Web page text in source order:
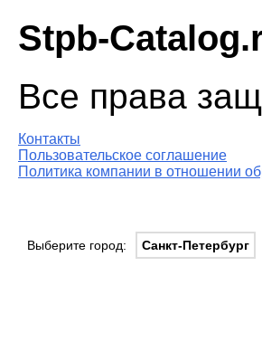
Stpb-
Все права
Контакты
Пользовательское соглашение
Политика компании в отношении
Выберите город: Санкт-Петербург